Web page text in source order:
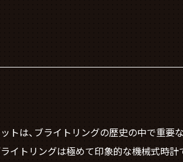
トは、ブライトリングの歴史の中で重要
イトリングは極めて印象的な機械式時